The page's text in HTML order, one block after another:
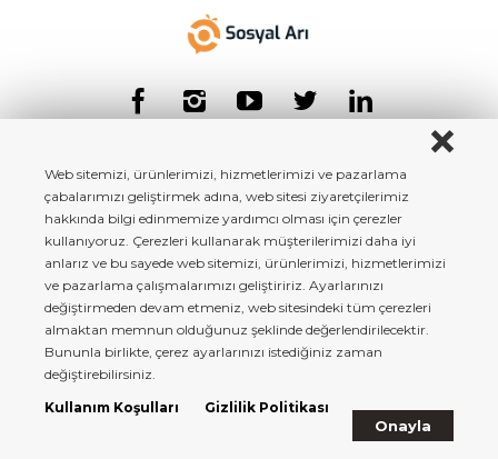
Copyright© 2022 Tüm Hakları Saklıdır.
Onayla
Web sitemizi, ürünlerimizi, hizmetlerimizi ve pazarlama
çabalarımızı geliştirmek adına, web sitesi ziyaretçilerimiz
hakkında bilgi edinmemize yardımcı olması için çerezler
kullanıyoruz. Çerezleri kullanarak müşterilerimizi daha iyi
anlarız ve bu sayede web sitemizi, ürünlerimizi, hizmetlerimizi
ve pazarlama çalışmalarımızı geliştiririz. Ayarlarınızı
değiştirmeden devam etmeniz, web sitesindeki tüm çerezleri
almaktan memnun olduğunuz şeklinde değerlendirilecektir.
Bununla birlikte, çerez ayarlarınızı istediğiniz zaman
değiştirebilirsiniz.
Kullanım Koşulları
Gizlilik Politikası